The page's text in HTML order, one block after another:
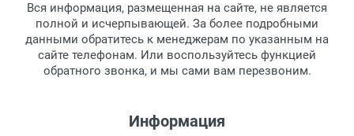
Перечисление средств на расчетный счет.
Для получения товара при себе
обязательно иметь паспорт.
Заказ необходимо забрать в течение 3
рабочих дней с момента поступления на
дополнительных расходов за хранение
Вся информация, размещенная на сайте, не является
полной и исчерпывающей. За более подробными
данными обратитесь к менеджерам по указанным на
сайте телефонам. Или воспользуйтесь функцией
обратного звонка, и мы сами вам перезвоним.
Информация